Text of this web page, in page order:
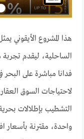
هذا المشروع الأيقوني
الساحلية، ليقدم
فدانا مباشرة على البحر
لاحتياجات السوق
التشطيب بإطلالات
واحدة، مقترنة بأسعار